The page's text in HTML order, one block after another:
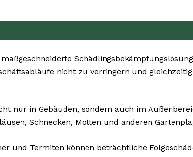
nicht zu verringern und
nur in Gebäuden, sondern auch im
Schnecken, Motten und anderen
und Termiten können beträchtliche